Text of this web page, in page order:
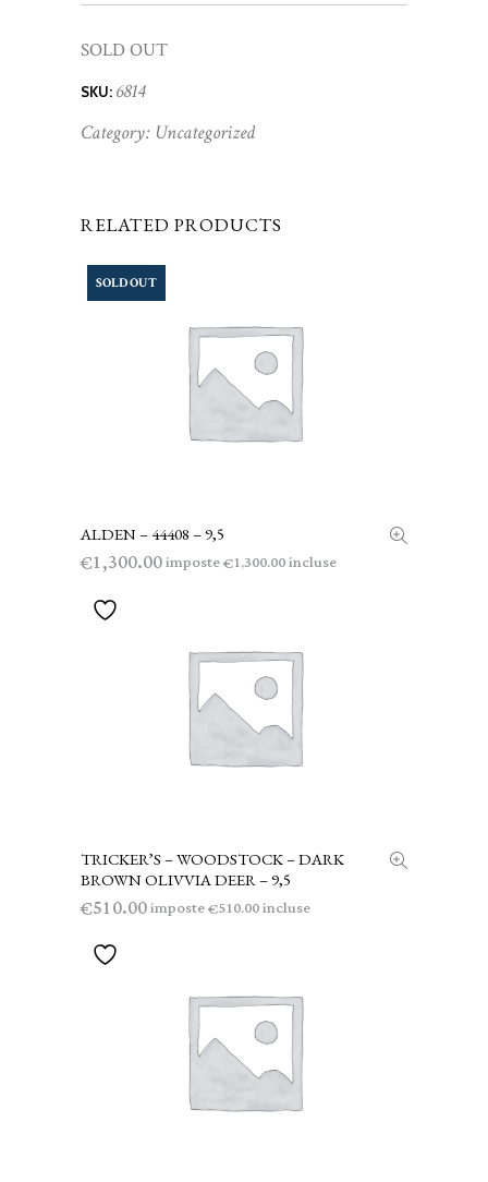
SOLD OUT
SKU: 6814
Category: Uncategorized
RELATED PRODUCTS
SOLD OUT
LEGGI TUTTO
ALDEN – 44408 – 9,5
€1,300.00imposte€1,300.00incluse
AGGIUNGI AL CARRELLO
TRICKER’S – WOODSTOCK – DARK
BROWN OLIVVIA DEER – 9,5
€510.00imposte€510.00incluse